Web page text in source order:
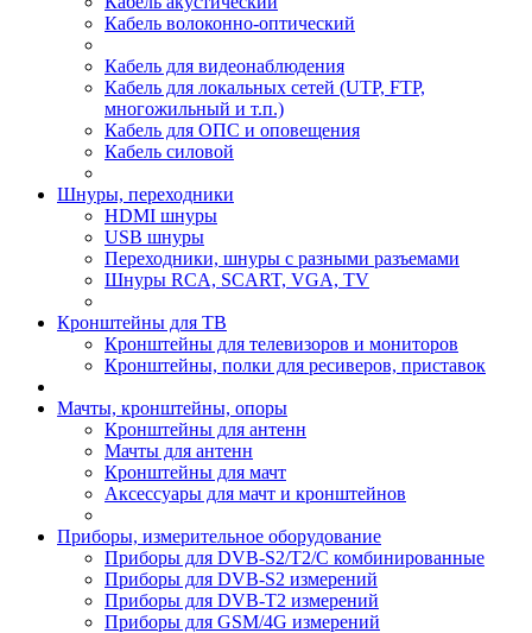
Кабель волоконно-оптический
Кабель для видеонаблюдения
Кабель для локальных сетей (UTP, FTP,
многожильный и т.п.)
Кабель для ОПС и оповещения
Кабель силовой
Шнуры, переходники
HDMI шнуры
USB шнуры
Переходники, шнуры с разными разъемами
Шнуры RCA, SCART, VGA, TV
Кронштейны для ТВ
Кронштейны для телевизоров и мониторов
Кронштейны, полки для ресиверов, приставок
Мачты, кронштейны, опоры
Кронштейны для антенн
Мачты для антенн
Кронштейны для мачт
Аксессуары для мачт и кронштейнов
Приборы, измерительное оборудование
Приборы для DVB-S2/T2/C комбинированные
Приборы для DVB-S2 измерений
Приборы для DVB-T2 измерений
Приборы для GSM/4G измерений